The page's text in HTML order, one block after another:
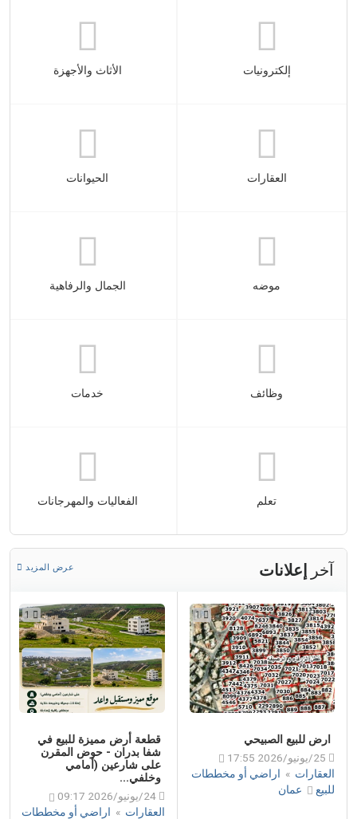
إلكترونيات الأثاث والأجهزة
العقارات الحيوانات
موضه الجمال والرفاهية
وظائف خدمات
تعلم الفعاليات والمهرجانات
آخر إعلانات عرض المزيد
1
ارض للبيع الصبيحي
العقارات » اراضي أو مخططات
للبيع
عمان
قطعة أرض مميزة للبيع في
شفا بدران - حوض المقرن
على شارعين (أمامي
وخلفي...
العقارات » اراضي أو مخططات